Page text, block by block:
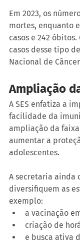
Em 2023, os
mortes, enquanto
casos e 242 óbitos.
casos desse tipo
Nacional de Câncer
Ampliação
A SES enfatiza a
facilidade da
ampliação da
aumentar a
adolescentes.
A secretaria ainda
diversifiquem as
exemplo:
a vacinação
criação de
e busca ativa